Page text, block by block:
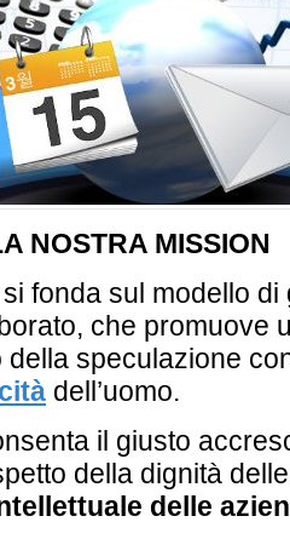
NOSTRA MISSION
fonda sul modello di
che promuove
della speculazione
dell’uomo.
il giusto
della dignità
delle